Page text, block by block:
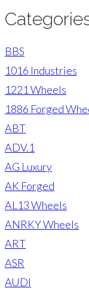
BBS
1016 Industries
1221 Wheels
1886 Forged
ABT
ADV.1
AG Luxury
AK Forged
AL13 Wheels
ANRKY Wheels
ART
ASR
AUDI